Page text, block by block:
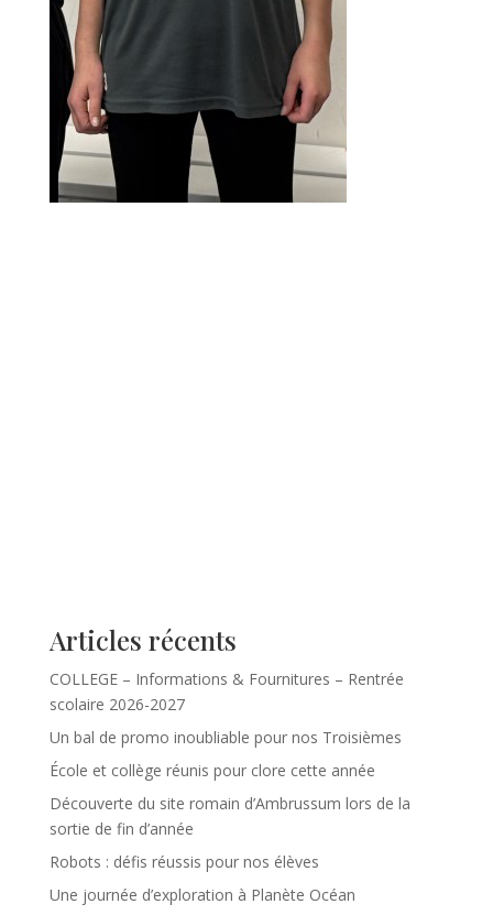
Articles récents
COLLEGE – Informations & Fournitures – Rentrée
scolaire 2026-2027
Un bal de promo inoubliable pour nos Troisièmes
École et collège réunis pour clore cette année
Découverte du site romain d’Ambrussum lors de la
sortie de fin d’année
Robots : défis réussis pour nos élèves
Une journée d’exploration à Planète Océan